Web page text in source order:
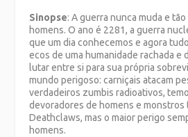
Sinopse: A guerra nunca muda e
homens. O ano é 2281, a guerra
que um dia conhecemos e agora
ecos de uma humanidade rachada e
lutar entre si para sua própria
mundo perigoso: carniçais atacam
verdadeiros zumbis radioativos,
devoradores de homens e monstros
Deathclaws, mas o maior perigo
homens.